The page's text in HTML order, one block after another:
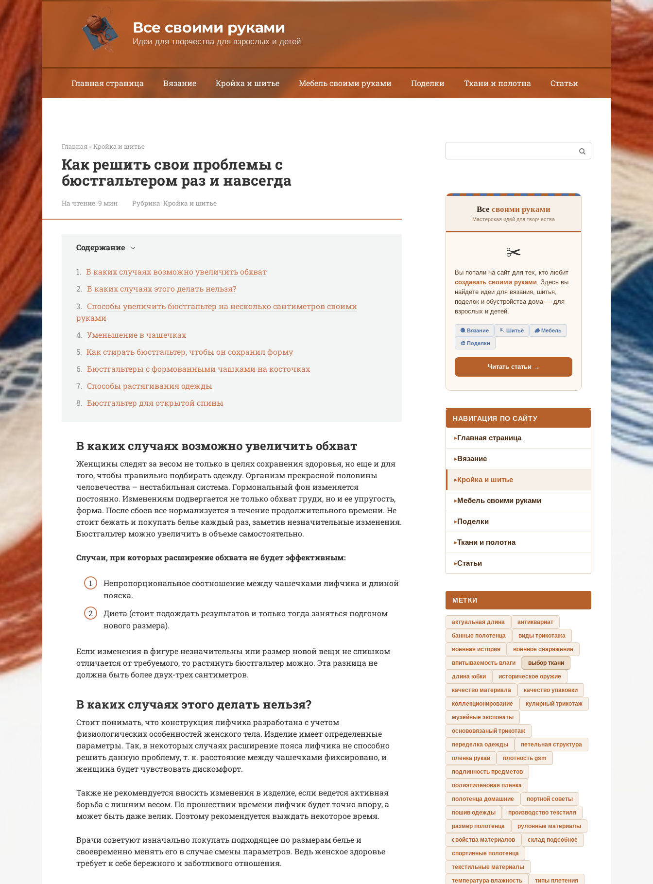
Перейти
к
контенту
Все своими руками
Идеи для творчества для взрослых и детей
Главная страница Вязание Кройка и шитье Мебель своими руками Поделки Ткани и полотна Статьи
Главная »Кройка и шитье
Как решить свои проблемы с
бюстгальтером раз и навсегда
На чтение:9 мин Рубрика:Кройка и шитье
Содержание
В каких случаях возможно увеличить обхват
В каких случаях этого делать нельзя?
Способы увеличить бюстгальтер на несколько сантиметров своими
руками
Уменьшение в чашечках
Как стирать бюстгальтер, чтобы он сохранил форму
Бюстгальтеры с формованными чашками на косточках
Способы растягивания одежды
Бюстгальтер для открытой спины
В каких случаях возможно увеличить обхват
Женщины следят за весом не только в целях сохранения здоровья, но еще и для
того, чтобы правильно подбирать одежду. Организм прекрасной половины
человечества – нестабильная система. Гормональный фон изменяется
постоянно. Изменениям подвергается не только обхват груди, но и ее упругость,
форма. После сбоев все нормализуется в течение продолжительного времени. Не
стоит бежать и покупать белье каждый раз, заметив незначительные изменения.
Бюстгальтер можно увеличить в объеме самостоятельно.
Случаи, при которых расширение обхвата не будет эффективным:
Непропорциональное соотношение между чашечками лифчика и длиной
пояска.
Диета (стоит подождать результатов и только тогда заняться подгоном
нового размера).
Если изменения в фигуре незначительны или размер новой вещи не слишком
отличается от требуемого, то растянуть бюстгальтер можно. Эта разница не
должна быть более двух-трех сантиметров.
В каких случаях этого делать нельзя?
Стоит понимать, что конструкция лифчика разработана с учетом
физиологических особенностей женского тела. Изделие имеет определенные
параметры. Так, в некоторых случаях расширение пояса лифчика не способно
решить данную проблему, т. к. расстояние между чашечками фиксировано, и
женщина будет чувствовать дискомфорт.
Также не рекомендуется вносить изменения в изделие, если ведется активная
борьба с лишним весом. По прошествии времени лифчик будет точно впору, а
может быть даже велик. Поэтому рекомендуется выждать некоторое время.
Врачи советуют изначально покупать подходящее по размерам белье и
своевременно менять его в случае смены параметров. Ведь женское здоровье
требует к себе бережного и заботливого отношения.
Все своими руками
Мастерская идей для творчества
✂️
Вы попали на сайт для тех, кто любит
создавать своими руками. Здесь вы
найдёте идеи для вязания, шитья,
поделок и обустройства дома — для
взрослых и детей.
🧶 Вязание 🪡 Шитьё 🪵 Мебель
🎨 Поделки
Читать статьи →
НАВИГАЦИЯ ПО САЙТУ
Главная страница
Вязание
Кройка и шитье
Мебель своими руками
Поделки
Ткани и полотна
Статьи
МЕТКИ
актуальная длина
антиквариат
банные полотенца
виды трикотажа
военная история
военное снаряжение
впитываемость влаги
выбор ткани
длина юбки
историческое оружие
качество материала
качество упаковки
коллекционирование
кулирный трикотаж
музейные экспонаты
основовязаный трикотаж
переделка одежды
петельная структура
пленка рукав
плотность gsm
подлинность предметов
полиэтиленовая пленка
полотенца домашние
портной советы
пошив одежды
производство текстиля
размер полотенца
рулонные материалы
свойства материалов
склад подсобное
спортивные полотенца
текстильные материалы
температура влажность
типы плетения